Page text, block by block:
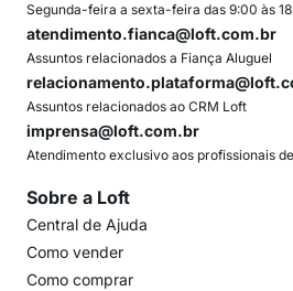
Segunda-feira a sexta-feira das 9:00 às
atendimento.fianca@loft.com.br
Assuntos relacionados a Fiança Aluguel
Assuntos relacionados ao CRM Loft
imprensa@loft.com.br
Atendimento exclusivo aos profissionais
Sobre a Loft
Central de Ajuda
Como vender
Como comprar